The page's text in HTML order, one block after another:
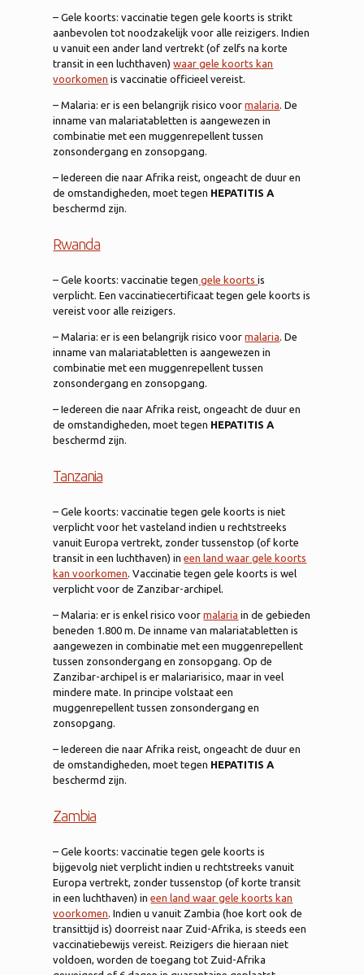
– Gele koorts: vaccinatie tegen gele koorts is strikt
aanbevolen tot noodzakelijk voor alle reizigers. Indien
u vanuit een ander land vertrekt (of zelfs na korte
transit in een luchthaven)waar gele koorts kan
voorkomen is vaccinatie officieel vereist.
– Malaria: er is een belangrijk risico voormalaria. De
inname van malariatabletten is aangewezen in
combinatie met een muggenrepellent tussen
zonsondergang en zonsopgang.
– Iedereen die naar Afrika reist, ongeacht de duur en
de omstandigheden, moet tegen HEPATITIS A
beschermd zijn.
Rwanda
– Gele koorts: vaccinatie tegen gele koortsis
verplicht. Een vaccinatiecertificaat tegen gele koorts is
vereist voor alle reizigers.
– Malaria: er is een belangrijk risico voormalaria. De
inname van malariatabletten is aangewezen in
combinatie met een muggenrepellent tussen
zonsondergang en zonsopgang.
– Iedereen die naar Afrika reist, ongeacht de duur en
de omstandigheden, moet tegen HEPATITIS A
beschermd zijn.
Tanzania
– Gele koorts: vaccinatie tegen gele koorts is niet
verplicht voor het vasteland indien u rechtstreeks
vanuit Europa vertrekt, zonder tussenstop (of korte
transit in een luchthaven) ineen land waar gele koorts
kan voorkomen. Vaccinatie tegen gele koorts is wel
verplicht voor de Zanzibar-archipel.
– Malaria: er is enkel risico voormalaria in de gebieden
beneden 1.800 m. De inname van malariatabletten is
aangewezen in combinatie met een muggenrepellent
tussen zonsondergang en zonsopgang. Op de
Zanzibar-archipel is er malariarisico, maar in veel
mindere mate. In principe volstaat een
muggenrepellent tussen zonsondergang en
zonsopgang.
– Iedereen die naar Afrika reist, ongeacht de duur en
de omstandigheden, moet tegen HEPATITIS A
beschermd zijn.
Zambia
– Gele koorts: vaccinatie tegen gele koorts is
bijgevolg niet verplicht indien u rechtstreeks vanuit
Europa vertrekt, zonder tussenstop (of korte transit
in een luchthaven) ineen land waar gele koorts kan
voorkomen . Indien u vanuit Zambia (hoe kort ook de
transittijd is) doorreist naar Zuid-Afrika, is steeds een
vaccinatiebewijs vereist. Reizigers die hieraan niet
voldoen, worden de toegang tot Zuid-Afrika